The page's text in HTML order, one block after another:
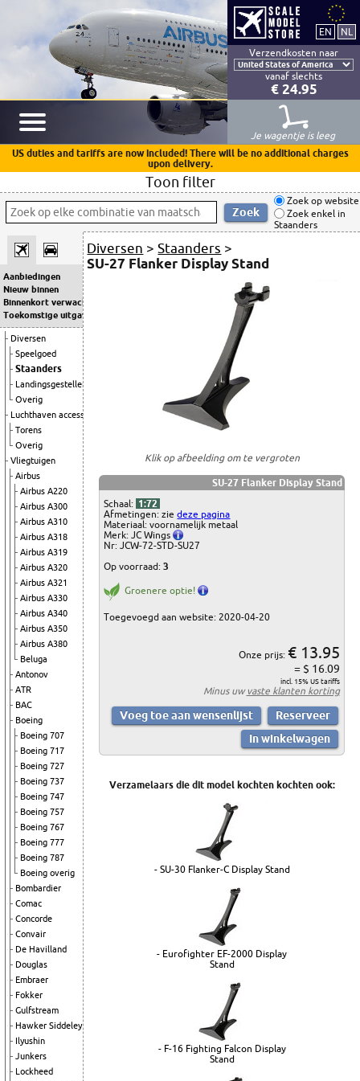
Verzendkosten naar
vanaf slechts
€ 24.95
Je wagentje is leeg
US duties and tariffs are now included! There will be no additional charges
upon delivery.
Toon filter
Zoek op website
Zoek enkel in
Staanders
Aanbiedingen
Nieuw binnen
Binnenkort verwacht
Toekomstige uitgaven
Diversen
Speelgoed
Staanders
Landingsgestellen
Overig
Luchthaven accessoires
Torens
Overig
Vliegtuigen
Airbus
Airbus A220
Airbus A300
Airbus A310
Airbus A318
Airbus A319
Airbus A320
Airbus A321
Airbus A330
Airbus A340
Airbus A350
Airbus A380
Beluga
Antonov
ATR
BAC
Boeing
Boeing 707
Boeing 717
Boeing 727
Boeing 737
Boeing 747
Boeing 757
Boeing 767
Boeing 777
Boeing 787
Boeing overig
Bombardier
Comac
Concorde
Convair
De Havilland
Douglas
Embraer
Fokker
Gulfstream
Hawker Siddeley
Ilyushin
Junkers
Lockheed
Diversen >Staanders >
SU-27 Flanker Display Stand
Klik op afbeelding om te vergroten
SU-27 Flanker Display Stand
Schaal: 1:72
Afmetingen: ziedeze pagina
Materiaal: voornamelijk metaal
Merk: JC Wings
Nr: JCW-72-STD-SU27
Op voorraad:3
Groenere optie!
Toegevoegd aan website: 2020-04-20
Onze prijs: € 13.95
= $ 16.09
incl. 15% US tariffs
Minus uwvaste klanten korting
Verzamelaars die dit model kochten kochten ook:
- SU-30 Flanker-C Display Stand
- Eurofighter EF-2000 Display
Stand
- F-16 Fighting Falcon Display
Stand